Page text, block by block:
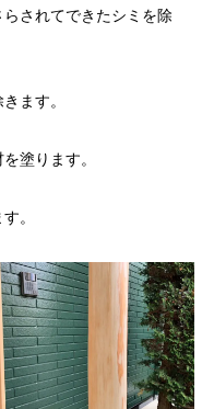
らされてできたシミを除
ます。
塗ります。
。